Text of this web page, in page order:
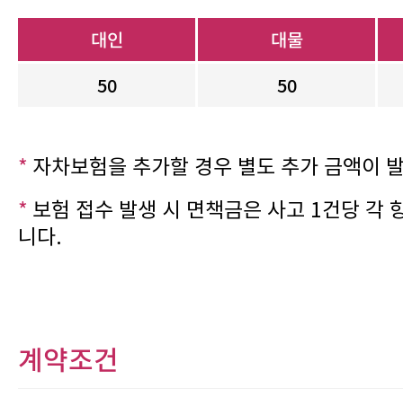
대인
50
대물
50
* 자차보험을 추가할 경우 별도 추가 금액이
* 보험 접수 발생 시 면책금은 사고 1건당 각
니다.
계약조건